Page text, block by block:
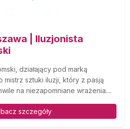
| Iluzjonista
działający pod marką
mistrz sztuki iluzji, który z pasją
na niezapomniane wrażenia....
szczegóły